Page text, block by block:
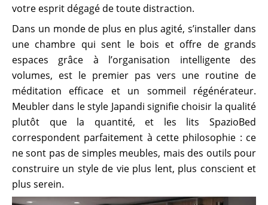
votre esprit dégagé de toute distraction.
Dans un monde de plus en plus agité, s’installer dans
une chambre qui sent le bois et offre de grands
espaces grâce à l’organisation intelligente des
volumes, est le premier pas vers une routine de
méditation efficace et un sommeil régénérateur.
Meubler dans le style Japandi signifie choisir la qualité
plutôt que la quantité, et les lits SpazioBed
correspondent parfaitement à cette philosophie : ce
ne sont pas de simples meubles, mais des outils pour
construire un style de vie plus lent, plus conscient et
plus serein.